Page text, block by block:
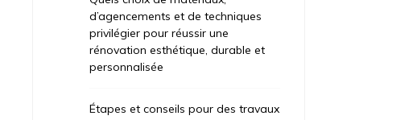
d’agencements et de techniques
privilégier pour réussir une
rénovation esthétique, durable et
personnalisée
Étapes et conseils pour des travaux